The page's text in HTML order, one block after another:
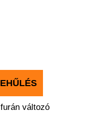
változó